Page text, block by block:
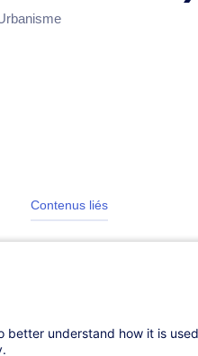
Contenus liés
understand how it is